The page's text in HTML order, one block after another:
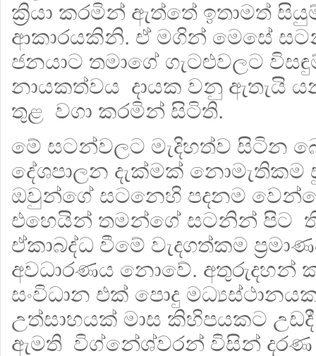
ක්‍රියා කරමින් ඇත්තේ ඉතාමත්
ආකාරයකිනි. ඒ මගින් මෙසේ
ජනයාට තමාගේ ගැටළුවලට
නායකත්වය දායක වනු ඇතැයි
තුළ වගා කරමින් සිටිති.
මේ සටන්වලට මැදිහත්ව සිටින
දේශපාලන දැක්මක් නොමැතිකම
ඔවුන්ගේ සටනෙහි පදනම
එහෙයින් තමන්ගේ සටනින් පිට
ඒකාබද්ධ වීමේ වැදගත්කම
අවධාරණය නොවේ. අතුරුදහන්
සංවිධාන එක් පොදු
උත්සාහයක් මාස කිහිපයකට
ඇමති විග්නේශ්වරන් විසින් දරණ